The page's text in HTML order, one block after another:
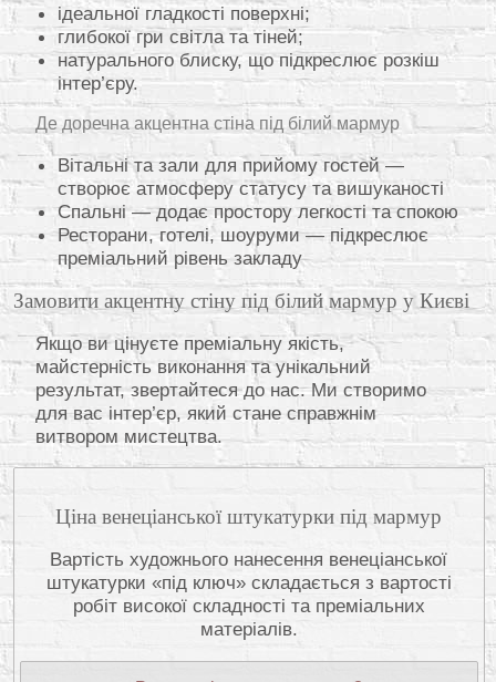
ідеальної гладкості поверхні;
глибокої гри світла та тіней;
натурального блиску, що підкреслює розкіш
інтер’єру.
Де доречна акцентна стіна під білий мармур
Вітальні та зали для прийому гостей —
створює атмосферу статусу та вишуканості
Спальні — додає простору легкості та спокою
Ресторани, готелі, шоуруми — підкреслює
преміальний рівень закладу
Замовити акцентну стіну під білий мармур у Києві
Якщо ви цінуєте преміальну якість,
майстерність виконання та унікальний
результат, звертайтеся до нас. Ми створимо
для вас інтер’єр, який стане справжнім
витвором мистецтва.
Ціна венеціанської штукатурки під мармур
Вартість художнього нанесення венеціанської
штукатурки «під ключ» складається з вартості
робіт високої складності та преміальних
матеріалів.